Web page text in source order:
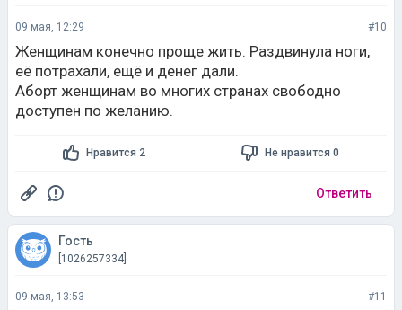
09 мая, 12:29 #10
Женщинам конечно проще жить. Раздвинула ноги,
её потрахали, ещё и денег дали.
Аборт женщинам во многих странах свободно
доступен по желанию.
Нравится 2 Не нравится 0
Ответить
Гость
[1026257334]
09 мая, 13:53 #11